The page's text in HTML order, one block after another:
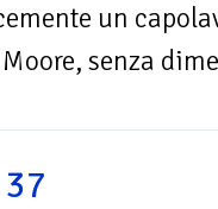
un
senza